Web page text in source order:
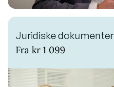
Juridiske dokumenter
Fra kr 1 099